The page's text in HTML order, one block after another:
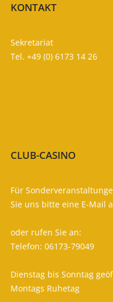
KONTAKT
Sekretariat
Tel. +49 (0) 6173 14 26
CLUB-CASINO
Für
Sie uns bitte eine E-Mail
oder rufen Sie an:
Telefon: 06173-79049
Dienstag bis Sonntag
Montags Ruhetag